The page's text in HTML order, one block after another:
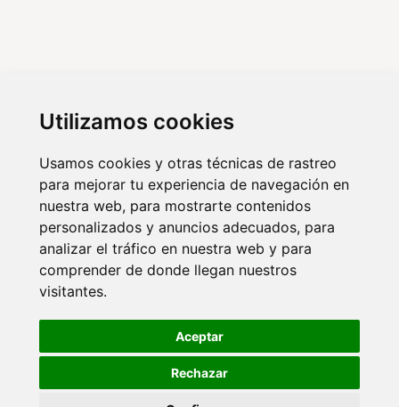
Utilizamos cookies
Usamos cookies y otras técnicas de rastreo
para mejorar tu experiencia de navegación en
nuestra web, para mostrarte contenidos
personalizados y anuncios adecuados, para
analizar el tráfico en nuestra web y para
comprender de donde llegan nuestros
visitantes.
Aceptar
Rechazar
Marketing digital Madrid
Marketing digital Almería
© 2026 VISIONCLICK. Agencia de marketing
online y publicidad.
Aviso legal
Política de privacidad
Política de cookies